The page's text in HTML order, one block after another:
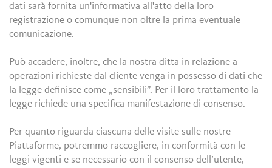
dati sarà fornita un'informativa all'atto della loro
registrazione o comunque non oltre la prima eventuale
comunicazione.
Può accadere, inoltre, che la nostra ditta in relazione a
operazioni richieste dal cliente venga in possesso di dati che
la legge definisce come „sensibili”. Per il loro trattamento la
legge richiede una specifica manifestazione di consenso.
Per quanto riguarda ciascuna delle visite sulle nostre
Piattaforme, potremmo raccogliere, in conformità con le
leggi vigenti e se necessario con il consenso dell’utente,